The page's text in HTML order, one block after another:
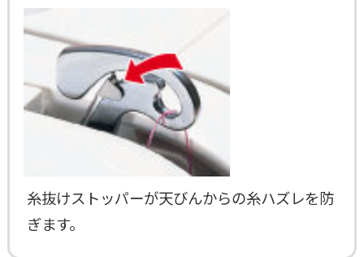
糸抜けストッパーが天びんからの糸ハズレを防
ぎます。